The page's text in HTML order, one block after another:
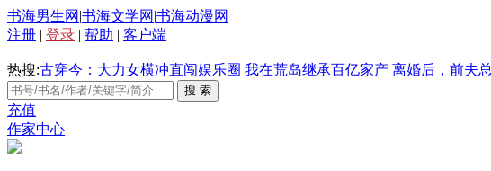
书海男生网 |书海文学网 |书海动漫网
注册 | 登录 | 帮助 | 客户端
热搜:古穿今：大力女横冲直闯娱乐圈 我在荒岛继承百亿家产 离婚后，前夫
充值
作家中心